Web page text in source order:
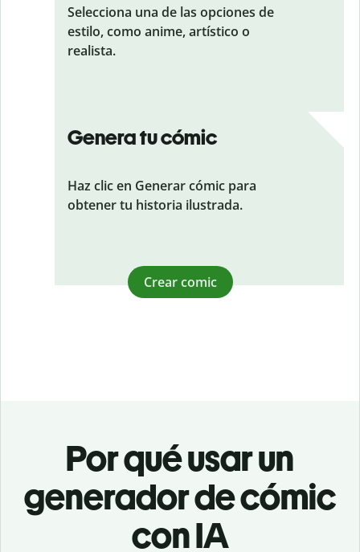
Selecciona una de las opciones de
estilo, como anime, artístico o
realista.
Genera tu cómic
Haz clic en Generar cómic para
obtener tu historia ilustrada.
Crear comic
Por qué usar un
generador de cómic
con IA